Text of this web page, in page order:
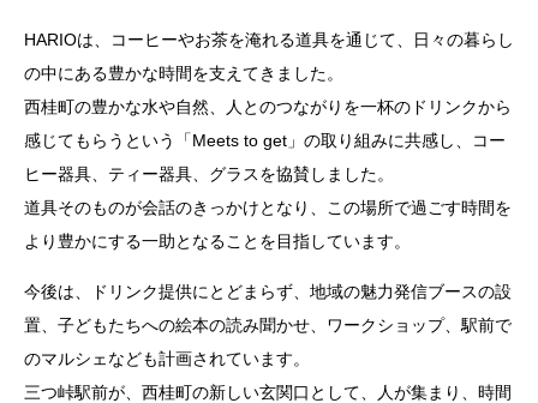
HARIOは、コーヒーやお茶を淹れる道具を通じて、日々の暮らし
の中にある豊かな時間を支えてきました。
西桂町の豊かな水や自然、人とのつながりを一杯のドリンクから
感じてもらうという「Meets to get」の取り組みに共感し、コー
ヒー器具、ティー器具、グラスを協賛しました。
道具そのものが会話のきっかけとなり、この場所で過ごす時間を
より豊かにする一助となることを目指しています。
今後は、ドリンク提供にとどまらず、地域の魅力発信ブースの設
置、子どもたちへの絵本の読み聞かせ、ワークショップ、駅前で
のマルシェなども計画されています。
三つ峠駅前が、西桂町の新しい玄関口として、人が集まり、時間